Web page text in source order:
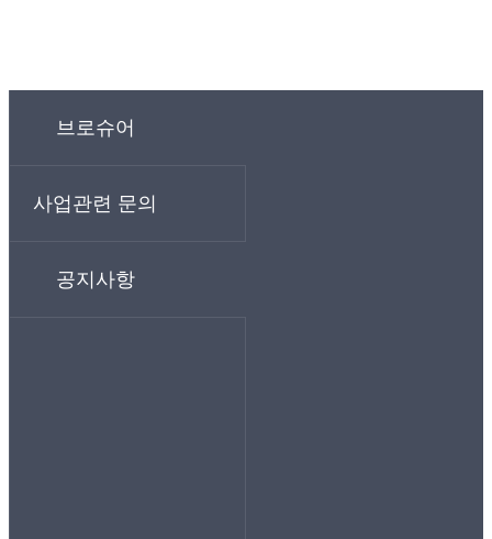
브로슈어
사업관련 문의
공지사항